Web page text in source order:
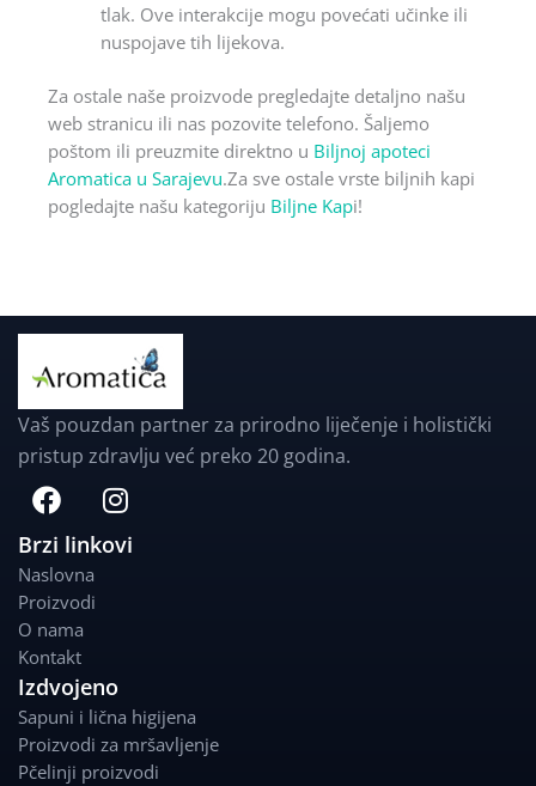
tlak. Ove interakcije mogu povećati učinke ili
nuspojave tih lijekova.
Za ostale naše proizvode pregledajte detaljno našu
web stranicu ili nas pozovite telefono. Šaljemo
poštom ili preuzmite direktno u Biljnoj apoteci
Aromatica u Sarajevu.Za sve ostale vrste biljnih kapi
pogledajte našu kategoriju Biljne Kapi!
Vaš pouzdan partner za prirodno liječenje i holistički
pristup zdravlju već preko 20 godina.
F
a
c
e
b
o
o
k
I
n
s
a
m
Brzi linkovi
Naslovna
Proizvodi
O nama
Kontakt
Izdvojeno
Sapuni i lična higijena
Proizvodi za mršavljenje
Pčelinji proizvodi